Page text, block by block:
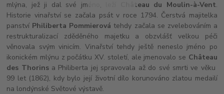
mlýna, jež ji dal své jméno, leží
Château du Moulin-à-Vent.
Historie vinařství se začala psát v roce 1794. Čerstvá majitelka
panství Philiberta Pommierová tehdy začala se zvelebováním a
restrukturalizací zděděného majetku a obzvlášť velkou péči
věnovala svým vinicím. Vinařství tehdy ještě neneslo jméno po
ikonickém mlýnu z počátku XV. století, ale jmenovalo se Château
des Thorinsa Philiberta jej spravovala až do své smrti ve věku
99 let (1862), kdy bylo její životní dílo korunováno zlatou medailí
na londýnské Světové výstavě.